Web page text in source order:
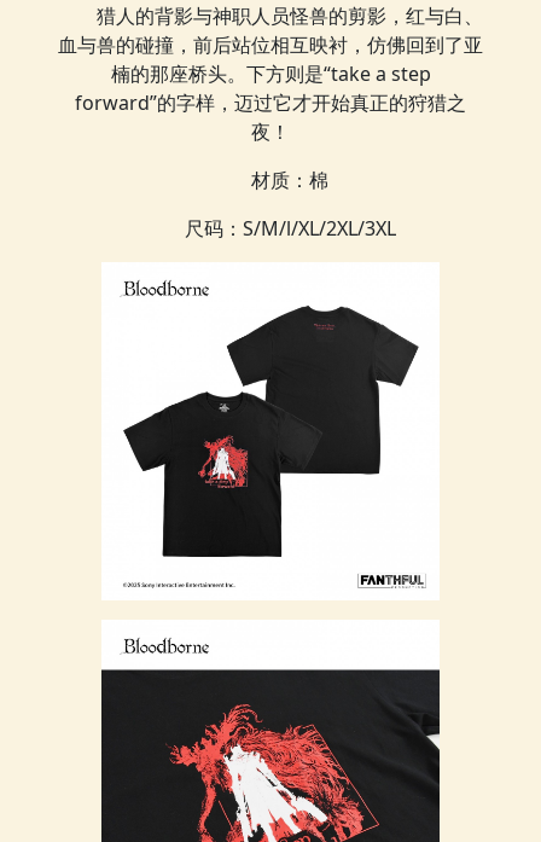
猎人的背影与神职人员怪兽的剪影，红与白、
血与兽的碰撞，前后站位相互映衬，仿佛回到了亚
楠的那座桥头。下方则是“take a step
forward”的字样，迈过它才开始真正的狩猎之
夜！
材质：棉
尺码：S/M/l/XL/2XL/3XL